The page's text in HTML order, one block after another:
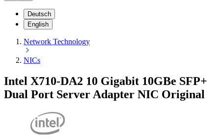
Deutsch
English
Network Technology
NICs
Intel X710-DA2 10 Gigabit 10GBe SFP+
Dual Port Server Adapter NIC Original